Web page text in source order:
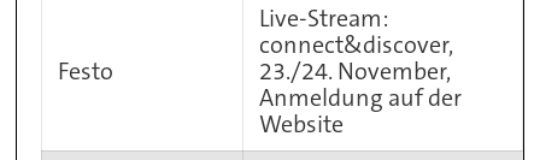
Festo
Live-Stream:
connect&discover,
23./24. November,
Anmeldung auf der
Website